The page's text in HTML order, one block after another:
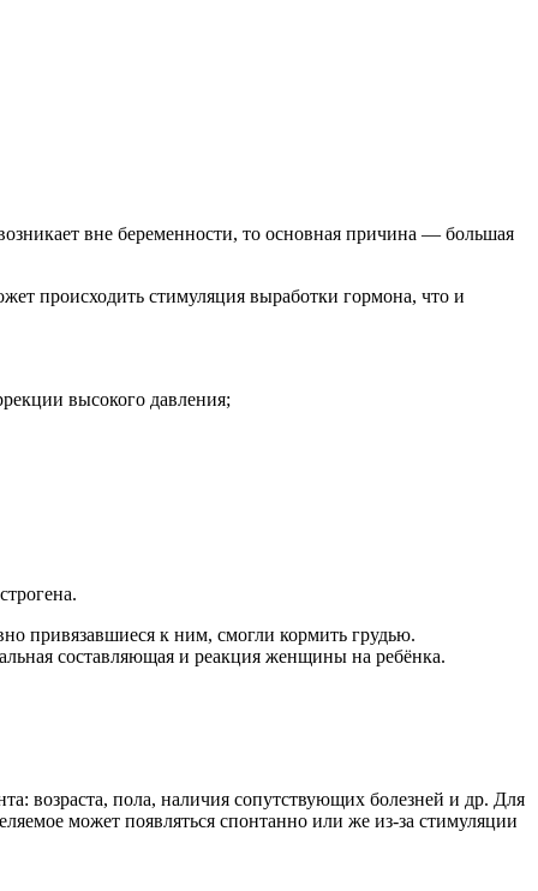
вне беременности, то основная причина — большая
происходить стимуляция выработки гормона, что и
высокого давления;
привязавшиеся к ним, смогли кормить грудью.
составляющая и реакция женщины на ребёнка.
возраста, пола, наличия сопутствующих болезней и др. Для
может появляться спонтанно или же из-за стимуляции